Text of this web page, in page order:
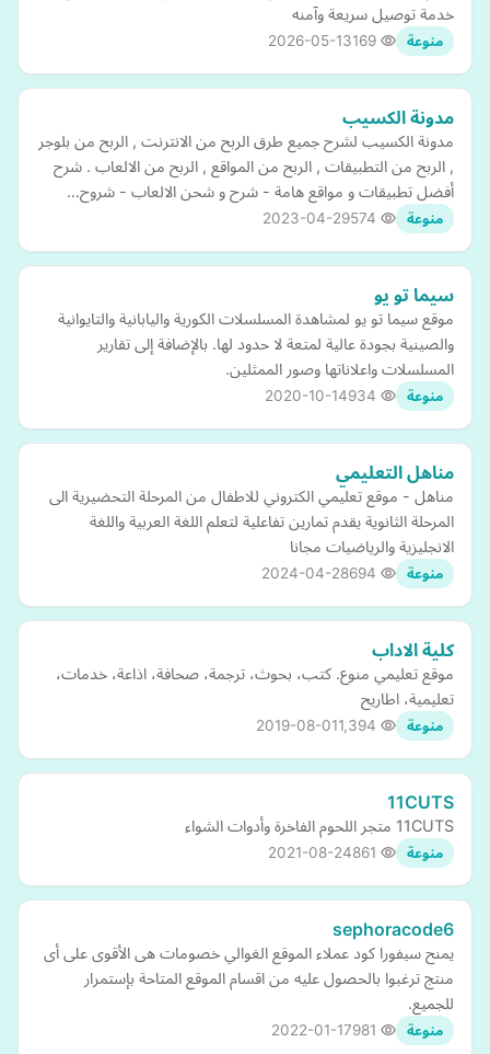
خدمة توصيل سريعة وآمنه
منوعة 2026-05-13
مدونة الكسيب
مدونة الكسيب لشرح جميع طرق الربح من الانترنت , الربح من بلوجر
, الربح من التطبيقات , الربح من المواقع , الربح من الالعاب . شرح
أفضل تطبيقات و مواقع هامة - شرح و شحن الالعاب - شروح…
منوعة 2023-04-29
سيما تو يو
موقع سيما تو يو لمشاهدة المسلسلات الكورية واليابانية والتايوانية
والصينية بجودة عالية لمتعة لا حدود لها. بالإضافة إلى تقارير
المسلسلات واعلاناتها وصور الممثلين.
منوعة 2020-10-14
مناهل التعليمي
مناهل - موقع تعليمي الكتروني للاطفال من المرحلة التحضيرية الى
المرحلة الثانوية يقدم تمارين تفاعلية لتعلم اللغة العربية واللغة
الانجليزية والرياضيات مجانا
منوعة 2024-04-28
كلية الاداب
موقع تعليمي منوع. كتب، بحوث، ترجمة، صحافة، اذاعة، خدمات،
تعليمية، اطاريح
منوعة 2019-08-01
11CUTS
11CUTS متجر اللحوم الفاخرة وأدوات الشواء
منوعة 2021-08-24
sephoracode6
يمنح سيفورا كود عملاء الموقع الغوالي خصومات هى الأقوى على أى
منتج ترغبوا بالحصول عليه من اقسام الموقع المتاحة بإستمرار
للجميع.
منوعة 2022-01-17